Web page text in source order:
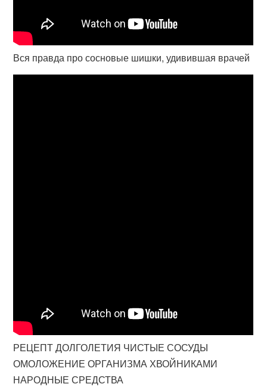
Вся правда про сосновые шишки, удивившая врачей
РЕЦЕПТ ДОЛГОЛЕТИЯ ЧИСТЫЕ СОСУДЫ
ОМОЛОЖЕНИЕ ОРГАНИЗМА ХВОЙНИКАМИ
НАРОДНЫЕ СРЕДСТВА